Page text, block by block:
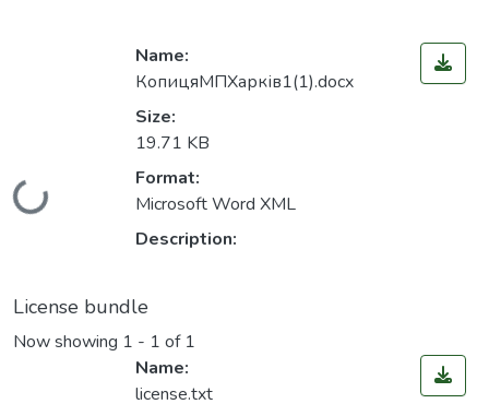
Loading...
Name:
КопицяМПХарків1(1).docx
Size:
19.71 KB
Format:
Microsoft Word XML
Description:
License bundle
Now showing 1 - 1 of 1
Name:
license.txt